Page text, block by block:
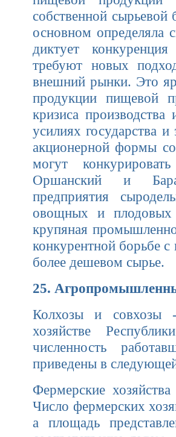
собственной
основном определяла
диктует
требуют новых
внешний рынки. Это
продукции пищевой
кризиса
усилиях государства
акционерной формы
могут
Оршанский и
предприятия
овощных и плодовых
крупяная
конкурентной борьбе
более дешевом сырье.
25.
Колхозы и совхозы
хозяйстве
численность
приведены в
Фермерские
Число фермерских
а площадь